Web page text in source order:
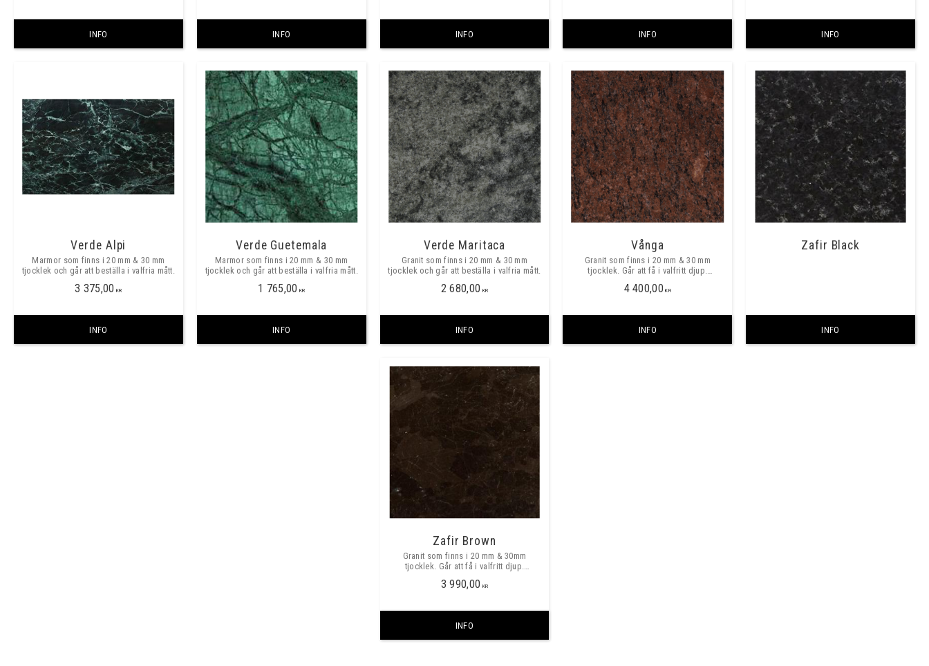
INFO INFO INFO INFO INFO
Verde Alpi
Marmor som finns i 20 mm & 30 mm
tjocklek och går att beställa i valfria mått.
3 375,00 KR
INFO
Verde Guetemala
Marmor som finns i 20 mm & 30 mm
tjocklek och går att beställa i valfria mått.
1 765,00 KR
INFO
Verde Maritaca
Granit som finns i 20 mm & 30 mm
tjocklek och går att beställa i valfria mått.
2 680,00 KR
INFO
Vånga
Granit som finns i 20 mm & 30 mm
tjocklek. Går att få i valfritt djup.
635mm djup och 30mm tjocklek .
4 400,00 KR
INFO
Zafir Black
INFO
Zafir Brown
Granit som finns i 20 mm & 30mm
tjocklek. Går att få i valfritt djup.
635mm djup och 30mm tjocklek .
3 990,00 KR
INFO